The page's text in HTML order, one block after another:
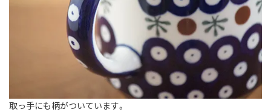
取っ手にも柄がついています。